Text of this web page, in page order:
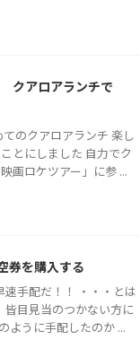
アロアランチで
のクアロアランチ 楽し
とにしました 自力でク
画ロケツアー」に参 ...
券を購入する
手配だ！！ ・・・とは
目見当のつかない方に
ように手配したのか ...